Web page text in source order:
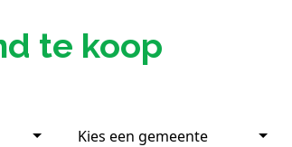
te koop
Kies een gemeente